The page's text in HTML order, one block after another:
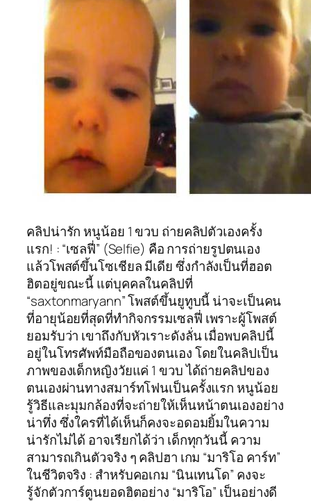
คลิปน่ารัก หนูน้อย 1 ขวบ ถ่ายคลิปตัวเองครั้ง
แรก! : “เซลฟี่” (Selfie) คือ การถ่ายรูปตนเอง
แล้วโพสต์ขึ้นโซเชียล มีเดีย ซึ่งกำลังเป็นที่ฮอต
ฮิตอยู่ขณะนี้ แต่บุคคลในคลิปที่
“saxtonmaryann” โพสต์ขึ้นยูทูบนี้ น่าจะเป็นคน
ที่อายุน้อยที่สุดที่ทำกิจกรรมเซลฟี่ เพราะผู้โพสต์
ยอมรับว่า เขาถึงกับหัวเราะดังลั่น เมื่อพบคลิปนี้
อยู่ในโทรศัพท์มือถือของตนเอง โดยในคลิปเป็น
ภาพของเด็กหญิงวัยแค่ 1 ขวบ ได้ถ่ายคลิปของ
ตนเองผ่านทางสมาร์ทโฟนเป็นครั้งแรก หนูน้อย
รู้วิธีและมุมกล้องที่จะถ่ายให้เห็นหน้าตนเองอย่าง
น่าทึ่ง ซึ่งใครที่ได้เห็นก็คงจะอดอมยิ้มในความ
น่ารักไม่ได้ อาจเรียกได้ว่า เด็กทุกวันนี้ ความ
สามารถเกินตัวจริง ๆ คลิปฮา เกม “มาริโอ คาร์ท”
ในชีวิตจริง : สำหรับคอเกม “นินเทนโด” คงจะ
รู้จักตัวการ์ตูนยอดฮิตอย่าง “มาริโอ” เป็นอย่างดี